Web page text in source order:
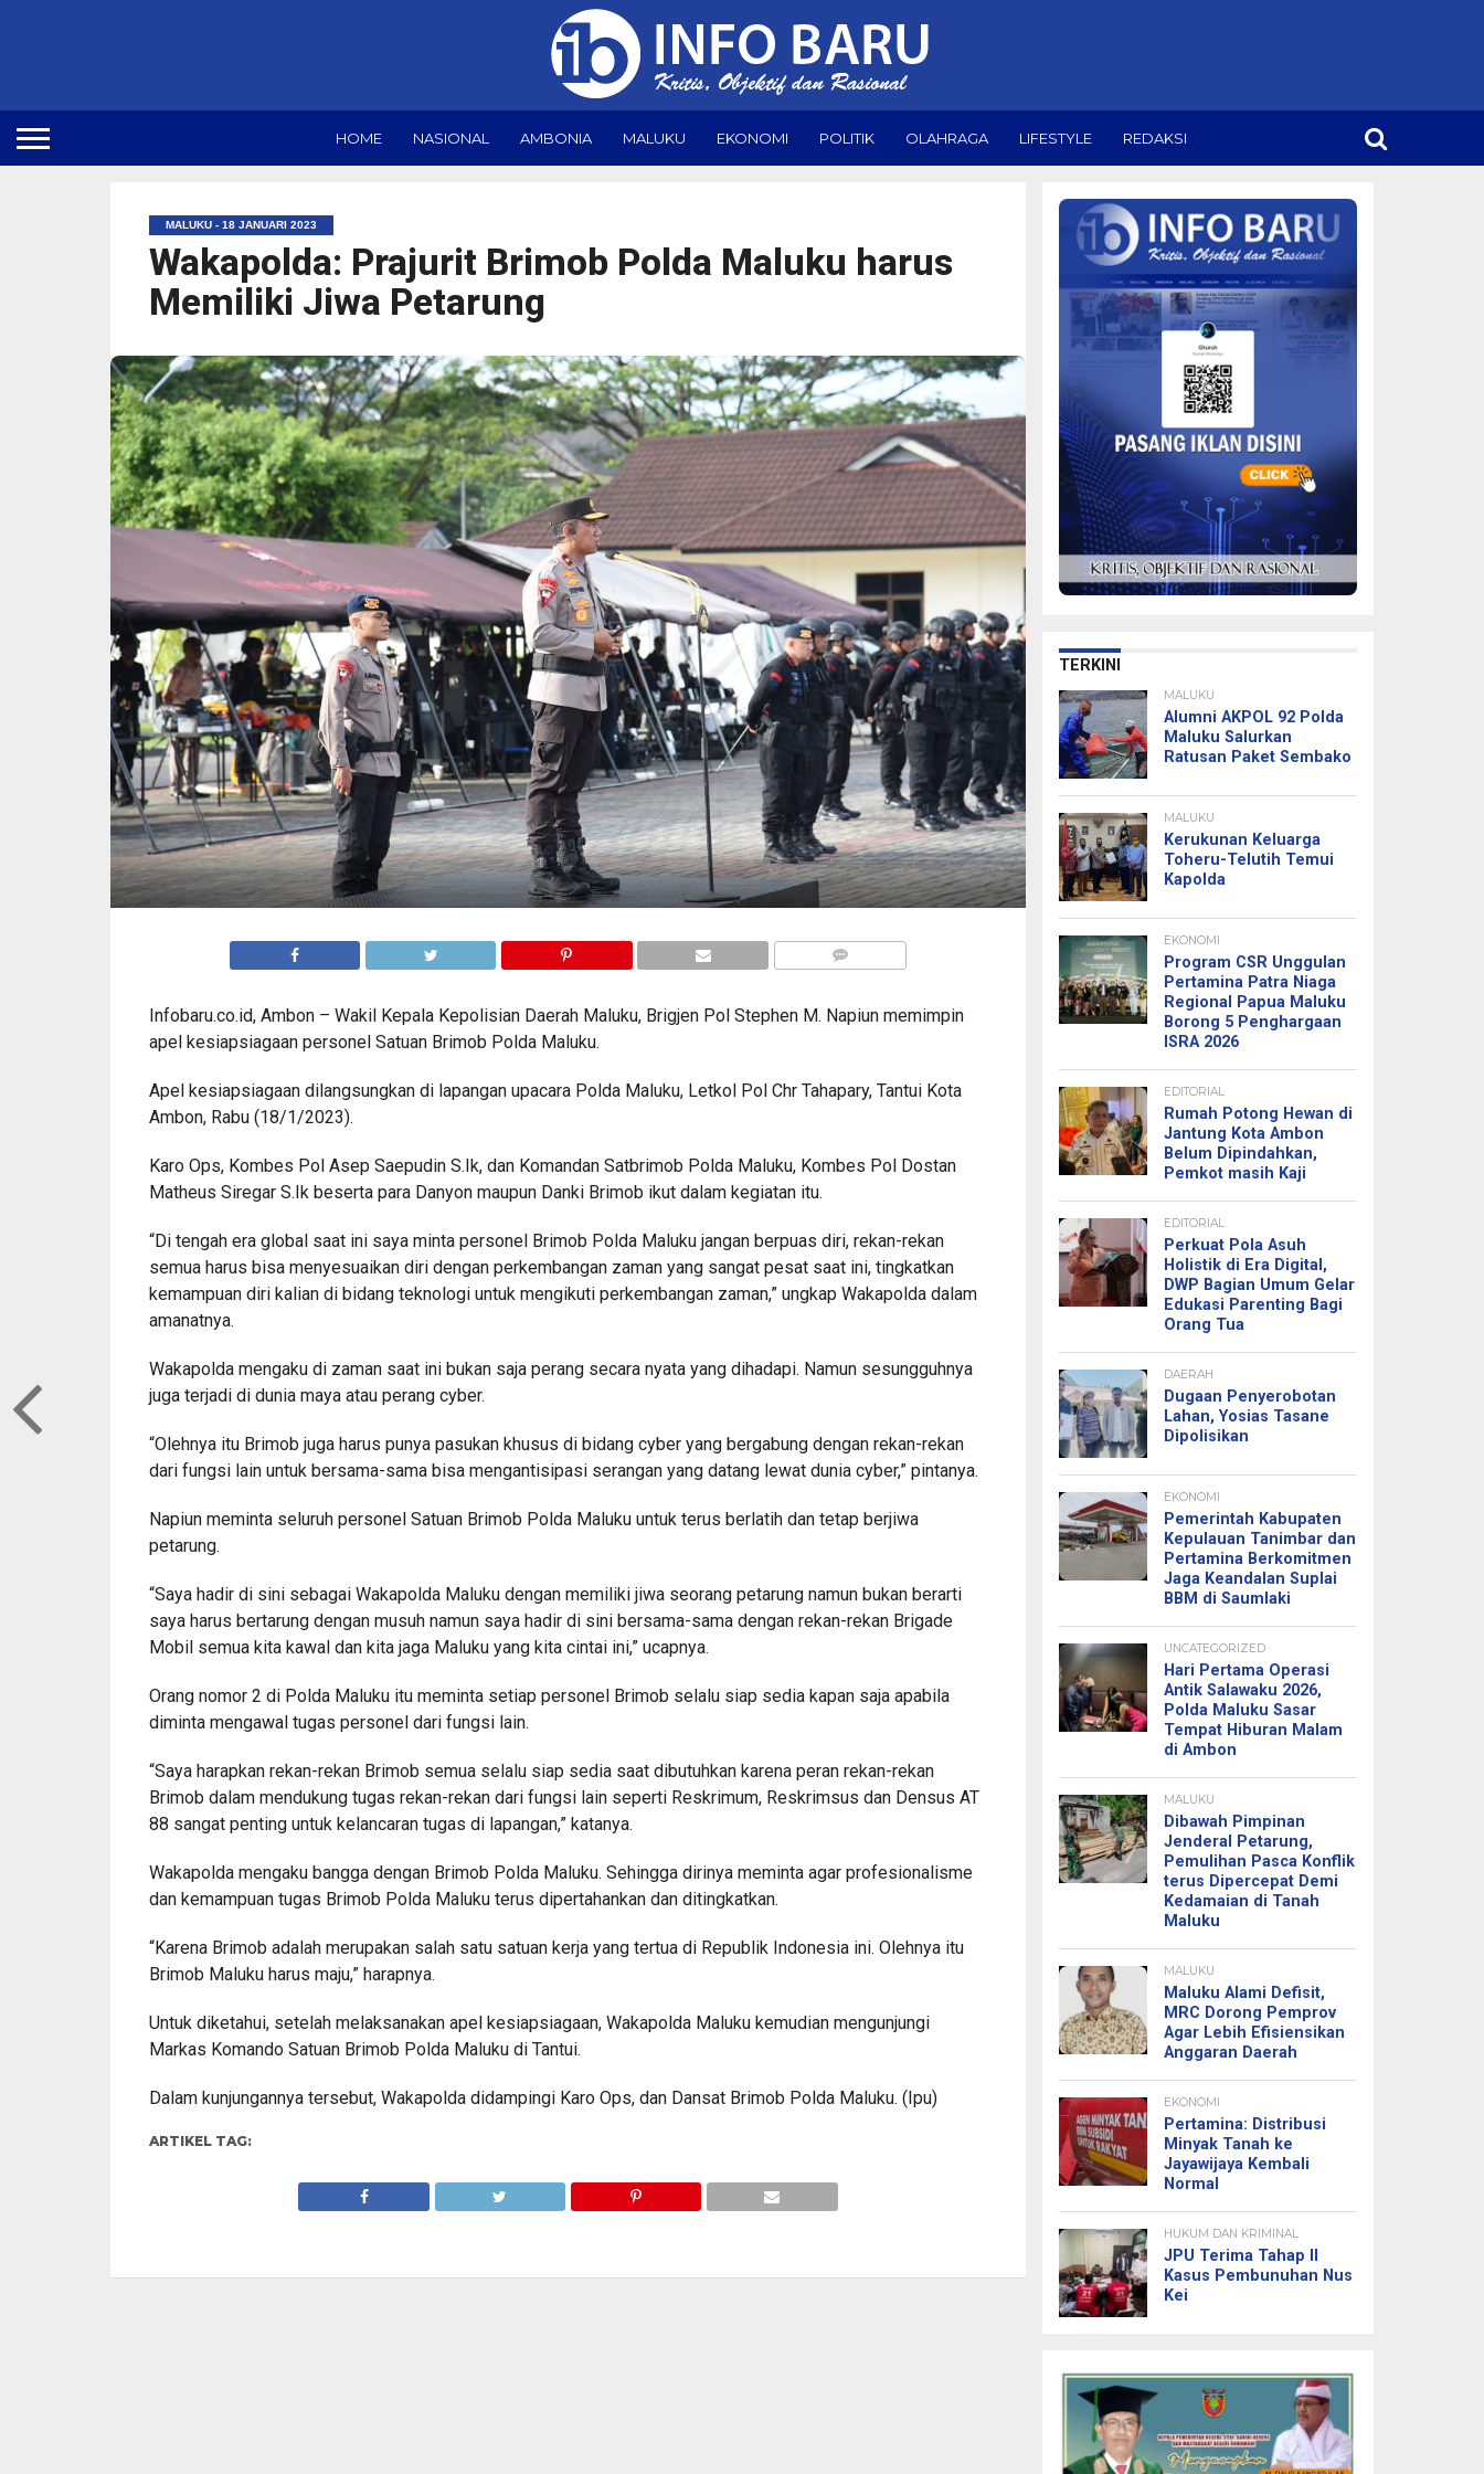
HOME NASIONAL AMBONIA MALUKU EKONOMI POLITIK OLAHRAGA LIFESTYLE REDAKSI
MALUKU - 18 JANUARI 2023
Wakapolda: Prajurit Brimob Polda Maluku harus
Memiliki Jiwa Petarung
Infobaru.co.id, Ambon – Wakil Kepala Kepolisian Daerah Maluku, Brigjen Pol Stephen M. Napiun memimpin
apel kesiapsiagaan personel Satuan Brimob Polda Maluku.
Apel kesiapsiagaan dilangsungkan di lapangan upacara Polda Maluku, Letkol Pol Chr Tahapary, Tantui Kota
Ambon, Rabu (18/1/2023).
Karo Ops, Kombes Pol Asep Saepudin S.Ik, dan Komandan Satbrimob Polda Maluku, Kombes Pol Dostan
Matheus Siregar S.Ik beserta para Danyon maupun Danki Brimob ikut dalam kegiatan itu.
“Di tengah era global saat ini saya minta personel Brimob Polda Maluku jangan berpuas diri, rekan-rekan
semua harus bisa menyesuaikan diri dengan perkembangan zaman yang sangat pesat saat ini, tingkatkan
kemampuan diri kalian di bidang teknologi untuk mengikuti perkembangan zaman,” ungkap Wakapolda dalam
amanatnya.
Wakapolda mengaku di zaman saat ini bukan saja perang secara nyata yang dihadapi. Namun sesungguhnya
juga terjadi di dunia maya atau perang cyber.
“Olehnya itu Brimob juga harus punya pasukan khusus di bidang cyber yang bergabung dengan rekan-rekan
dari fungsi lain untuk bersama-sama bisa mengantisipasi serangan yang datang lewat dunia cyber,” pintanya.
Napiun meminta seluruh personel Satuan Brimob Polda Maluku untuk terus berlatih dan tetap berjiwa
petarung.
“Saya hadir di sini sebagai Wakapolda Maluku dengan memiliki jiwa seorang petarung namun bukan berarti
saya harus bertarung dengan musuh namun saya hadir di sini bersama-sama dengan rekan-rekan Brigade
Mobil semua kita kawal dan kita jaga Maluku yang kita cintai ini,” ucapnya.
Orang nomor 2 di Polda Maluku itu meminta setiap personel Brimob selalu siap sedia kapan saja apabila
diminta mengawal tugas personel dari fungsi lain.
“Saya harapkan rekan-rekan Brimob semua selalu siap sedia saat dibutuhkan karena peran rekan-rekan
Brimob dalam mendukung tugas rekan-rekan dari fungsi lain seperti Reskrimum, Reskrimsus dan Densus AT
88 sangat penting untuk kelancaran tugas di lapangan,” katanya.
Wakapolda mengaku bangga dengan Brimob Polda Maluku. Sehingga dirinya meminta agar profesionalisme
dan kemampuan tugas Brimob Polda Maluku terus dipertahankan dan ditingkatkan.
“Karena Brimob adalah merupakan salah satu satuan kerja yang tertua di Republik Indonesia ini. Olehnya itu
Brimob Maluku harus maju,” harapnya.
Untuk diketahui, setelah melaksanakan apel kesiapsiagaan, Wakapolda Maluku kemudian mengunjungi
Markas Komando Satuan Brimob Polda Maluku di Tantui.
Dalam kunjungannya tersebut, Wakapolda didampingi Karo Ops, dan Dansat Brimob Polda Maluku. (Ipu)
ARTIKEL TAG:
TERKINI
MALUKU
Alumni AKPOL 92 Polda
Maluku Salurkan
Ratusan Paket Sembako
MALUKU
Kerukunan Keluarga
Toheru-Telutih Temui
Kapolda
EKONOMI
Program CSR Unggulan
Pertamina Patra Niaga
Regional Papua Maluku
Borong 5 Penghargaan
ISRA 2026
EDITORIAL
Rumah Potong Hewan di
Jantung Kota Ambon
Belum Dipindahkan,
Pemkot masih Kaji
EDITORIAL
Perkuat Pola Asuh
Holistik di Era Digital,
DWP Bagian Umum Gelar
Edukasi Parenting Bagi
Orang Tua
DAERAH
Dugaan Penyerobotan
Lahan, Yosias Tasane
Dipolisikan
EKONOMI
Pemerintah Kabupaten
Kepulauan Tanimbar dan
Pertamina Berkomitmen
Jaga Keandalan Suplai
BBM di Saumlaki
UNCATEGORIZED
Hari Pertama Operasi
Antik Salawaku 2026,
Polda Maluku Sasar
Tempat Hiburan Malam
di Ambon
MALUKU
Dibawah Pimpinan
Jenderal Petarung,
Pemulihan Pasca Konflik
terus Dipercepat Demi
Kedamaian di Tanah
Maluku
MALUKU
Maluku Alami Defisit,
MRC Dorong Pemprov
Agar Lebih Efisiensikan
Anggaran Daerah
EKONOMI
Pertamina: Distribusi
Minyak Tanah ke
Jayawijaya Kembali
Normal
HUKUM DAN KRIMINAL
JPU Terima Tahap II
Kasus Pembunuhan Nus
Kei